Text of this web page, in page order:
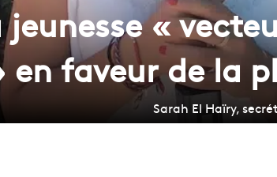
«
faveur de la
Sarah El Haïry,